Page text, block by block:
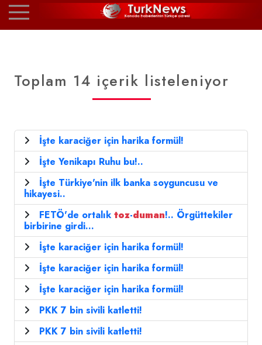
Toplam 14 içerik listeleniyor
İşte karaciğer için harika formül!
İşte Yenikapı Ruhu bu!..
İşte Türkiye'nin ilk banka soyguncusu ve
hikayesi..
FETÖ'de ortalık toz-duman!.. Örgüttekiler
birbirine girdi...
İşte karaciğer için harika formül!
İşte karaciğer için harika formül!
İşte karaciğer için harika formül!
PKK 7 bin sivili katletti!
PKK 7 bin sivili katletti!